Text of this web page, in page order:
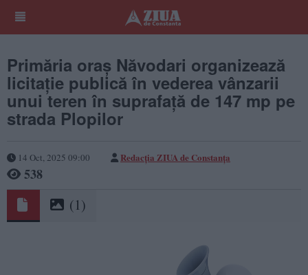
Primăria oraş Năvodari organizează
licitaţie publică în vederea vânzarii
unui teren în suprafaţă de 147 mp pe
strada Plopilor
14 Oct, 2025 09:00 Redacția ZIUA de Constanța
538
(1)